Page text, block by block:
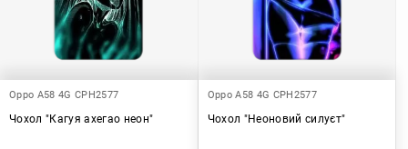
Oppo A58 4G CPH2577
Чохол "Кагуя ахегао неон"
Oppo A58 4G CPH2577
Чохол "Неоновий силуєт"